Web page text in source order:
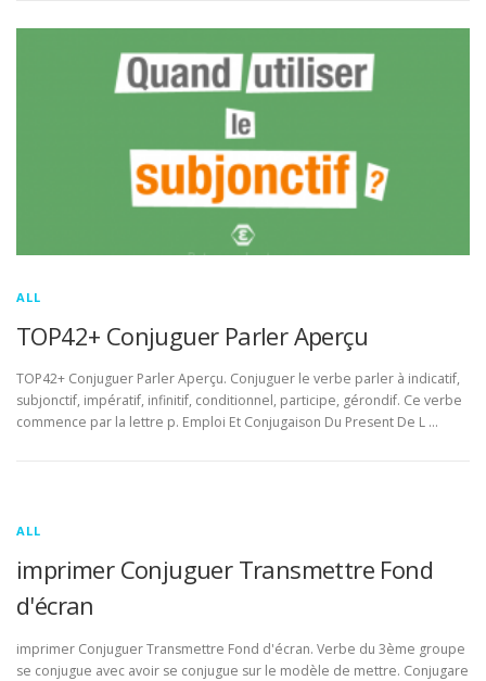
ALL
TOP42+ Conjuguer Parler Aperçu
TOP42+ Conjuguer Parler Aperçu. Conjuguer le verbe parler à indicatif,
subjonctif, impératif, infinitif, conditionnel, participe, gérondif. Ce verbe
commence par la lettre p. Emploi Et Conjugaison Du Present De L …
ALL
imprimer Conjuguer Transmettre Fond
d'écran
imprimer Conjuguer Transmettre Fond d'écran. Verbe du 3ème groupe
se conjugue avec avoir se conjugue sur le modèle de mettre. Conjugare